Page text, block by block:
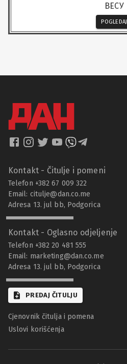
ВЕСУ
POGLEDAJ
Kontakt - Čitulje i pomeni
Telefon +382 67 009 322
Email: citulje@dan.co.me
Adresa 13. jul bb, Podgorica
Kontakt - Oglasno odjeljenje
Telefon +382 20 481 555
Email: marketing@dan.co.me
Adresa 13. jul bb, Podgorica
PREDAJ ČITULJU
Cjenovnik čitulja i pomena
Uslovi korišćenja